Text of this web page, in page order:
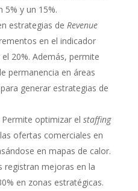
5% y un 15%.
estrategias de Revenue
en el indicador
el 20%. Además, permite
permanencia en áreas
generar estrategias de
Permite optimizar el staffing
ofertas comerciales en
en mapas de calor.
registran mejoras en la
en zonas estratégicas.